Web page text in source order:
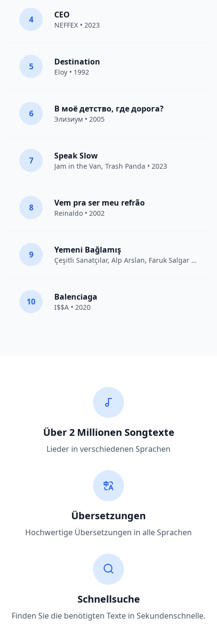
4 CEO
NEFFEX • 2023
5 Destination
Eloy • 1992
6 В моё детство, где дорога?
Элизиум • 2005
7 Speak Slow
Jam in the Van, Trash Panda • 2023
8 Vem pra ser meu refrão
Reinaldo • 2002
9 Yemeni Bağlamış
Çeşitli Sanatçılar, Alp Arslan, Faruk Salgar • 2012
10 Balenciaga
I$$A • 2020
Über 2 Millionen Songtexte
Lieder in verschiedenen Sprachen
Übersetzungen
Hochwertige Übersetzungen in alle Sprachen
Schnellsuche
Finden Sie die benötigten Texte in Sekundenschnelle.